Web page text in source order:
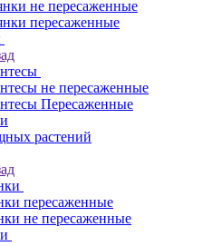
не пересаженные
пересаженные
не пересаженные
Пересаженные
растений
пересаженные
не пересаженные